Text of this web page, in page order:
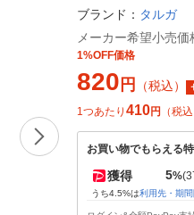
ブランド： タルガ
メーカー希望小売価
1%OFF価格
820 円 （税込）
1つあたり 410円 （税込
お買い物でもらえる
獲得 5%
うち4.5%は利用先・期間